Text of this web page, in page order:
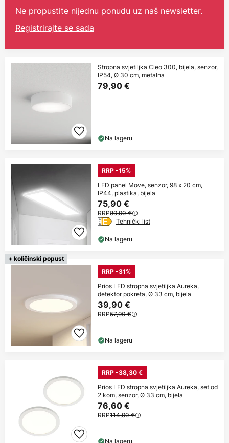
Ne propustite nijednu ponudu uz naš newsletter.
Registrirajte se sada
Stropna svjetiljka Cleo 300, bijela, senzor,
IP54, Ø 30 cm, metalna
79,90 €
Na lageru
RRP -15%
LED panel Move, senzor, 98 x 20 cm,
IP44, plastika, bijela
75,90 €
RRP89,90 €
Tehnički list
Na lageru
+ količinski popust
RRP -31%
Prios LED stropna svjetiljka Aureka,
detektor pokreta, Ø 33 cm, bijela
39,90 €
RRP57,90 €
Na lageru
RRP -38,30 €
Prios LED stropna svjetiljka Aureka, set od
2 kom, senzor, Ø 33 cm, bijela
76,60 €
RRP114,90 €